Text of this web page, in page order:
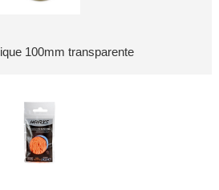
100mm transparente